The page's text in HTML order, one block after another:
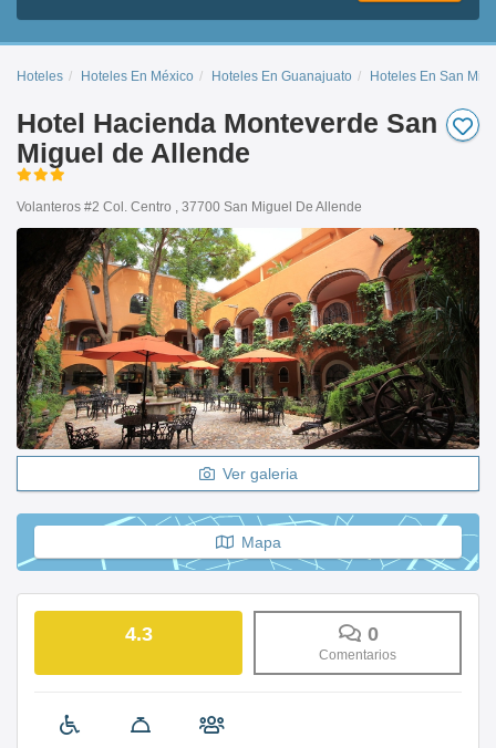
Hoteles Hoteles En México Hoteles En Guanajuato Hoteles En San
Hotel Hacienda Monteverde San
Miguel de Allende
Volanteros #2 Col. Centro , 37700 San Miguel De Allende
Ver galeria
Mapa
4.3 0
Comentarios